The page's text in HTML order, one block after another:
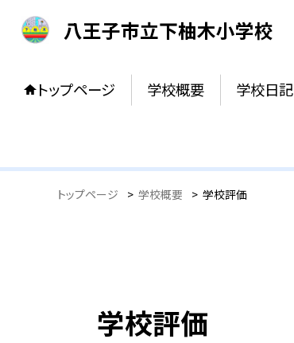
八王子市立下柚木小学校
トップページ 学校概要 学校日記
トップページ > 学校概要 > 学校評価
学校評価